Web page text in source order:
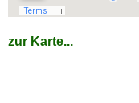
zur Karte...